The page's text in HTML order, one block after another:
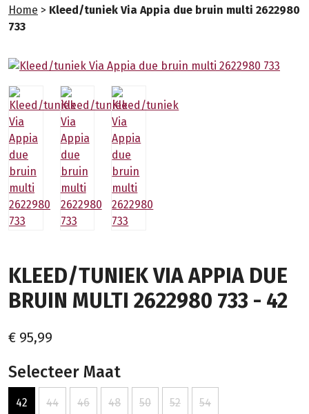
Home > Kleed/tuniek Via Appia due bruin multi 2622980
733
KLEED/TUNIEK VIA APPIA DUE
BRUIN MULTI 2622980 733 - 42
€ 95,99
Selecteer Maat
42 44 46 48 50 52 54